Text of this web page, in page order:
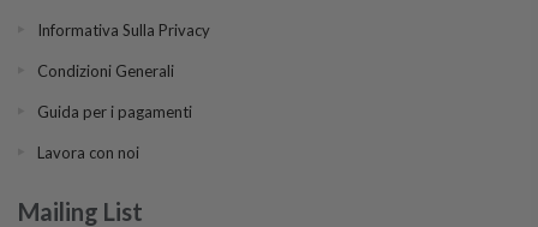
Informativa Sulla Privacy
Condizioni Generali
Guida per i pagamenti
Lavora con noi
Mailing List